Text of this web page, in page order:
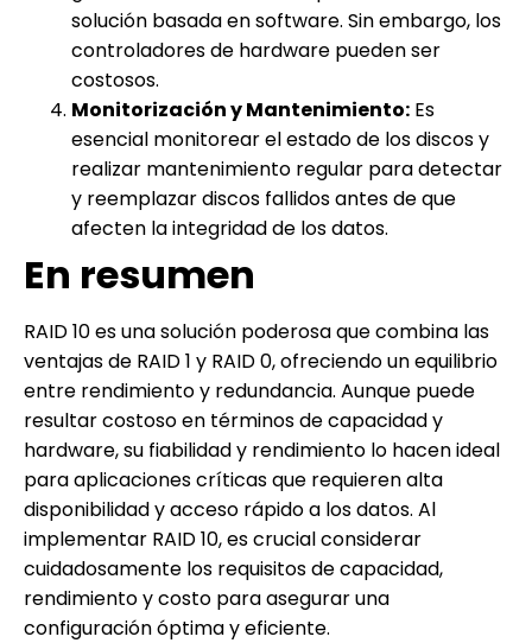
solución basada en software. Sin embargo, los
controladores de hardware pueden ser
costosos.
Monitorización y Mantenimiento: Es
esencial monitorear el estado de los discos y
realizar mantenimiento regular para detectar
y reemplazar discos fallidos antes de que
afecten la integridad de los datos.
En resumen
RAID 10 es una solución poderosa que combina las
ventajas de RAID 1 y RAID 0, ofreciendo un equilibrio
entre rendimiento y redundancia. Aunque puede
resultar costoso en términos de capacidad y
hardware, su fiabilidad y rendimiento lo hacen ideal
para aplicaciones críticas que requieren alta
disponibilidad y acceso rápido a los datos. Al
implementar RAID 10, es crucial considerar
cuidadosamente los requisitos de capacidad,
rendimiento y costo para asegurar una
configuración óptima y eficiente.